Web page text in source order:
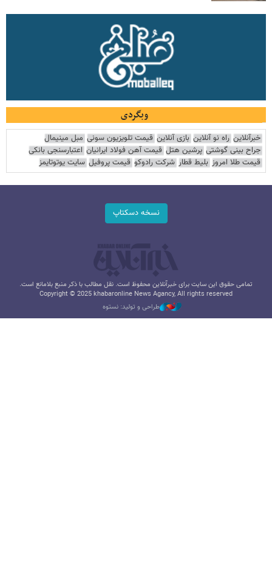
وبگردی
خبرآنلاین راه نو آنلاین بازی آنلاین قیمت تلویزیون سونی مبل مینیمال
جراح بینی گوشتی پرشین هتل قیمت آهن فولاد ایرانیان اعتبارسنجی بانکی
قیمت طلا امروز بلیط قطار شرکت رادوکو قیمت پروفیل سایت یوتوتایمز
نسخه دسکتاپ
تمامی حقوق این سایت برای خبرآنلاین محفوظ است. نقل مطالب با ذکر منبع بلامانع است.
Copyright © 2025 khabaronline News Agancy, All rights reserved
طراحی و تولید: نستوه